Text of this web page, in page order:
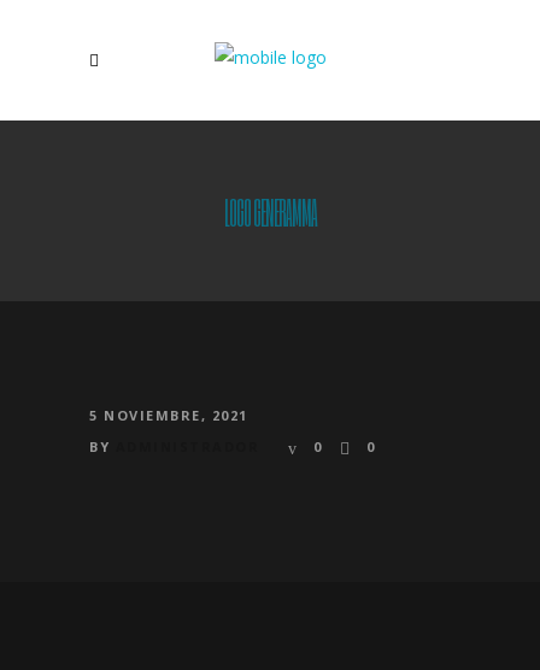
LOGO GENERAMMA
5 NOVIEMBRE, 2021
BY
0 0